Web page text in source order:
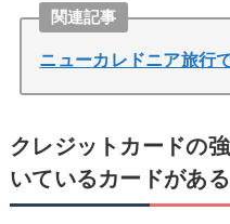
関連記事
ニューカレドニア旅行
クレジットカードの
いているカードがある